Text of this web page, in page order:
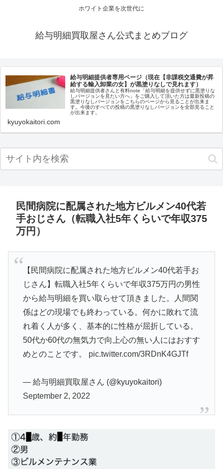
ホワイト企業を次世代に
給与明細買取屋さん公式まとめブログ
給与明細提供者専用ページ（現在【非課税交通費が昇
給する輸入卸業の女】が黒塗りなしで見れます）
給与明細提供者さんと有料note「給与明細を提供せずに黒塗りな
しバージョンを見たい方へ」をご購入して頂いた方は最新投稿の
黒塗りなしバージョンをこちらのページから見ることが出来ま
す。今後のすべての投稿の黒塗りなしバージョンを全部見ること
が出来ます。
kyuyokaitori.com
民間病院に配属された地方ビルメン40代若
手おじさん（転職入社5年くらいで年収375
万円）
【民間病院に配属された地方ビルメン40代若手お
じさん】転職入社5年くらいで年収375万円の男性
から給与明細を買い取らせて頂きました。人間関
係はどの現場でも終わっている。何かに敗れて流
れ着く人が多く、基本的に性格が屈折している。
50代か60代の無気力で向上心の無い人にはおすす
めとのことです。 pic.twitter.com/3RDnK4GJTf
— 給与明細買取屋さん (@kyuyokaitori)
September 2, 2022